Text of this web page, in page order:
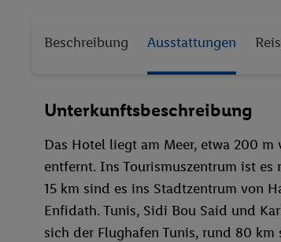
Beschreibung Ausstattungen
Unterkunftsbeschreibung
Das Hotel liegt am Meer, etwa 200
entfernt. Ins Tourismuszentrum ist
15 km sind es ins Stadtzentrum von
Enfidath. Tunis, Sidi Bou Said und
sich der Flughafen Tunis, rund 80